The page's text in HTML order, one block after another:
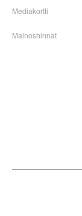
Mediakortti
Mainoshinnat